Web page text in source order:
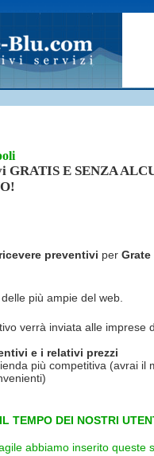
Giardinieri
Idraulici
Parquet
GRATIS E SENZA
ricevere preventivi per Grate
più ampie del web.
verrà inviata alle imprese
e i relativi prezzi
più competitiva (avrai il
TEMPO DEI NOSTRI
abbiamo inserito queste